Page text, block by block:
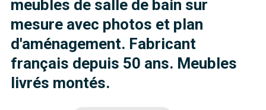
meubles de salle de bain sur
mesure avec photos et plan
d'aménagement. Fabricant
français depuis 50 ans. Meubles
livrés montés.